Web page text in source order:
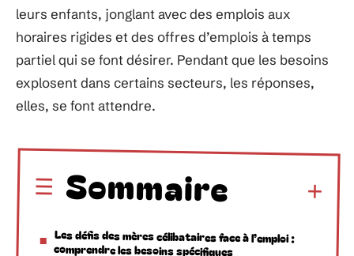
leurs enfants, jonglant avec des emplois aux
horaires rigides et des offres d’emplois à temps
partiel qui se font désirer. Pendant que les besoins
explosent dans certains secteurs, les réponses,
elles, se font attendre.
Sommaire
Les défis des mères célibataires face à l’emploi :
comprendre les besoins spécifiques